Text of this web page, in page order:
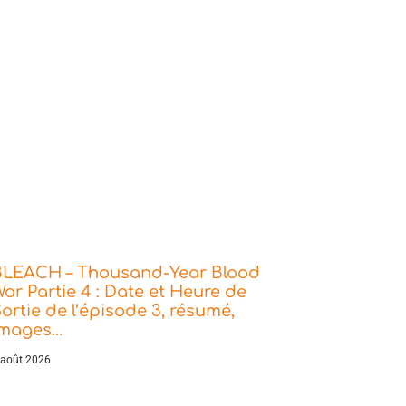
– Thousand-Year Blood
Partie 4 : Date et Heure de
de l’épisode 3, résumé,
2026